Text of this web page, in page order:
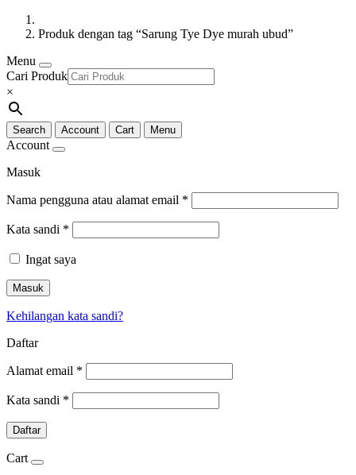
Produk dengan tag “Sarung Tye Dye murah ubud”
Menu
Cari Produk
×
Search Account Cart Menu
Account
Masuk
Nama pengguna atau alamat email *
Kata sandi *
Ingat saya
Masuk
Kehilangan kata sandi?
Daftar
Alamat email *
Kata sandi *
Daftar
Cart